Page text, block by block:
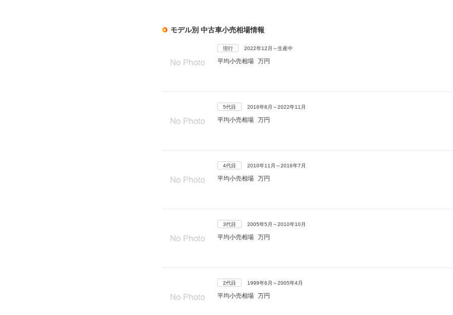
モデル別 中古車小売相場情報
現行 2022年12月～生産中
平均小売相場 万円
5代目 2016年8月～2022年11月
平均小売相場 万円
4代目 2010年11月～2016年7月
平均小売相場 万円
3代目 2005年5月～2010年10月
平均小売相場 万円
2代目 1999年6月～2005年4月
平均小売相場 万円